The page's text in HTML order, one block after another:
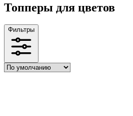
Топперы для цветов
Фильтры